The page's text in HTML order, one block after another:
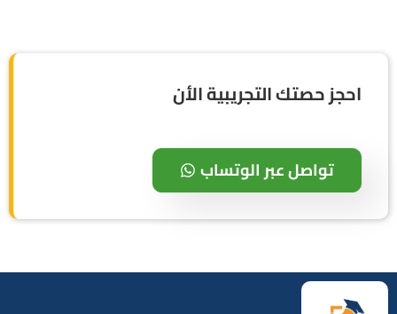
احجز حصتك التجريبية الأن
تواصل عبر الوتساب